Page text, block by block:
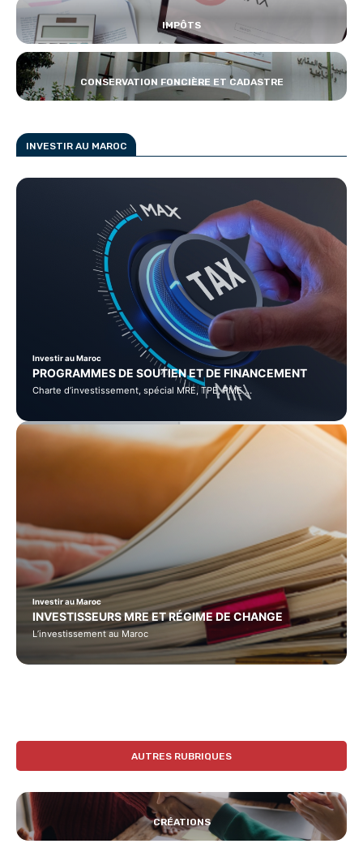
IMPÔTS
CONSERVATION FONCIÈRE ET CADASTRE
INVESTIR AU MAROC
Investir au Maroc
PROGRAMMES DE SOUTIEN ET DE FINANCEMENT
Charte d’investissement, spécial MRE, TPE, PME …
Investir au Maroc
INVESTISSEURS MRE ET RÉGIME DE CHANGE
L’investissement au Maroc
AUTRES RUBRIQUES
CRÉATIONS